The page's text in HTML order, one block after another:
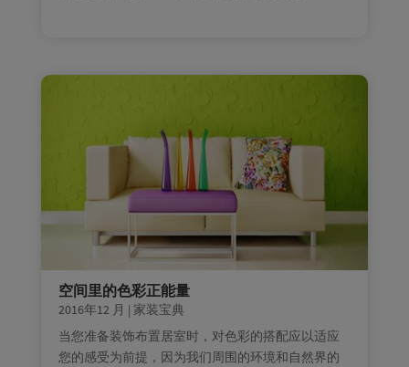
空间里的色彩正能量
2016年12 月 | 家装宝典
当您准备装饰布置居室时，对色彩的搭配应以适应
您的感受为前提，因为我们周围的环境和自然界的